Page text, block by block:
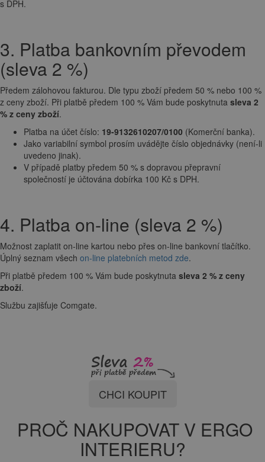
s DPH.
3. Platba bankovním převodem
(sleva 2 %)
Předem zálohovou fakturou. Dle typu zboží předem 50 % nebo 100 %
z ceny zboží. Při platbě předem 100 % Vám bude poskytnuta sleva 2
% z ceny zboží.
Platba na účet číslo: 19-9132610207/0100 (Komerční banka).
Jako variabilní symbol prosím uvádějte číslo objednávky (není-li
uvedeno jinak).
V případě platby předem 50 % s dopravou přepravní
společností je účtována dobírka 100 Kč s DPH.
4. Platba on-line (sleva 2 %)
Možnost zaplatit on-line kartou nebo přes on-line bankovní tlačítko.
Úplný seznam všech on-line platebních metod zde.
Při platbě předem 100 % Vám bude poskytnuta sleva 2 % z ceny
zboží.
Službu zajišťuje Comgate.
CHCI KOUPIT
PROČ NAKUPOVAT V ERGO
INTERIERU?